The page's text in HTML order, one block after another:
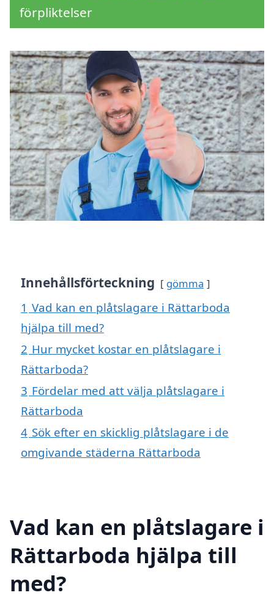
förpliktelser
Innehållsförteckning gömma
1 Vad kan en plåtslagare i Rättarboda
hjälpa till med?
2 Hur mycket kostar en plåtslagare i
Rättarboda?
3 Fördelar med att välja plåtslagare i
Rättarboda
4 Sök efter en skicklig plåtslagare i de
omgivande städerna Rättarboda
Vad kan en plåtslagare i
Rättarboda hjälpa till
med?